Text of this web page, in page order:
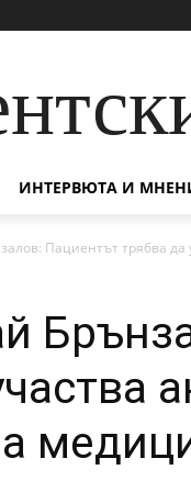
ИНТЕРВЮТА И
Пациентът трябва да